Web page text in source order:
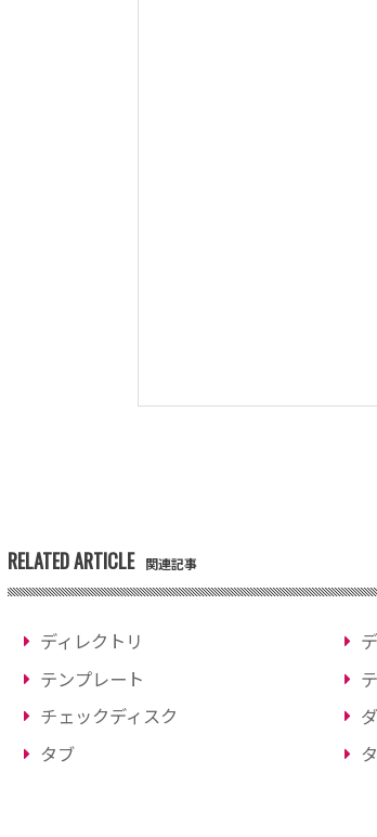
RELATED ARTICLE 関連記事
ディレクトリ
テンプレート
チェックディスク
タブ